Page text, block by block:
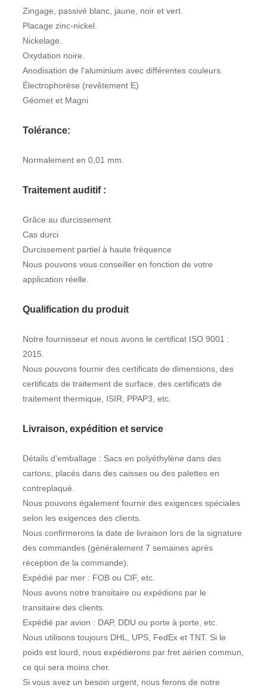
Zingage, passivé blanc, jaune, noir et vert.
Placage zinc-nickel.
Nickelage.
Oxydation noire.
Anodisation de l'aluminium avec différentes couleurs.
Électrophorèse (revêtement E)
Géomet et Magni
Tolérance:
Normalement en 0,01 mm.
Traitement auditif :
Grâce au durcissement
Cas durci
Durcissement partiel à haute fréquence
Nous pouvons vous conseiller en fonction de votre
application réelle.
Qualification du produit
Notre fournisseur et nous avons le certificat ISO 9001 :
2015.
Nous pouvons fournir des certificats de dimensions, des
certificats de traitement de surface, des certificats de
traitement thermique, ISIR, PPAP3, etc.
Livraison, expédition et service
Détails d'emballage : Sacs en polyéthylène dans des
cartons, placés dans des caisses ou des palettes en
contreplaqué.
Nous pouvons également fournir des exigences spéciales
selon les exigences des clients.
Nous confirmerons la date de livraison lors de la signature
des commandes (généralement 7 semaines après
réception de la commande).
Expédié par mer : FOB ou CIF, etc.
Nous avons notre transitaire ou expédions par le
transitaire des clients.
Expédié par avion : DAP, DDU ou porte à porte, etc.
Nous utilisons toujours DHL, UPS, FedEx et TNT. Si le
poids est lourd, nous expédierons par fret aérien commun,
ce qui sera moins cher.
Si vous avez un besoin urgent, nous ferons de notre